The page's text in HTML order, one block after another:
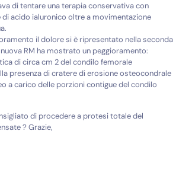
di tentare una terapia conservativa con
acido ialuronico oltre a movimentazione
il dolore si è ripresentato nella seconda
RM ha mostrato un peggioramento:
di circa cm 2 del condilo femorale
presenza di cratere di erosione osteocondrale
a carico delle porzioni contigue del condilo
di procedere a protesi totale del
? Grazie,